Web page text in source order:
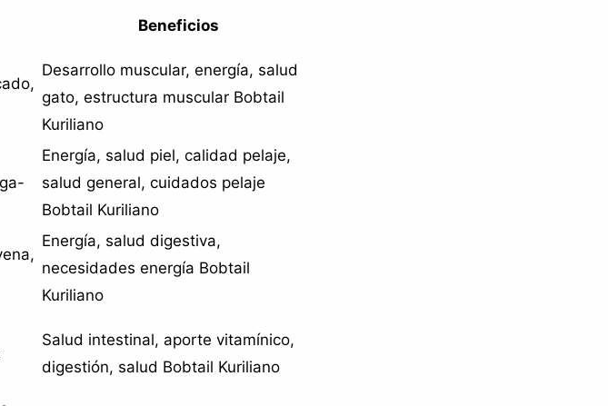
Beneficios
Desarrollo muscular, energía, salud
gato, estructura muscular Bobtail
Kuriliano
Energía, salud piel, calidad pelaje,
salud general, cuidados pelaje
Bobtail Kuriliano
Energía, salud digestiva,
necesidades energía Bobtail
Kuriliano
Salud intestinal, aporte vitamínico,
digestión, salud Bobtail Kuriliano